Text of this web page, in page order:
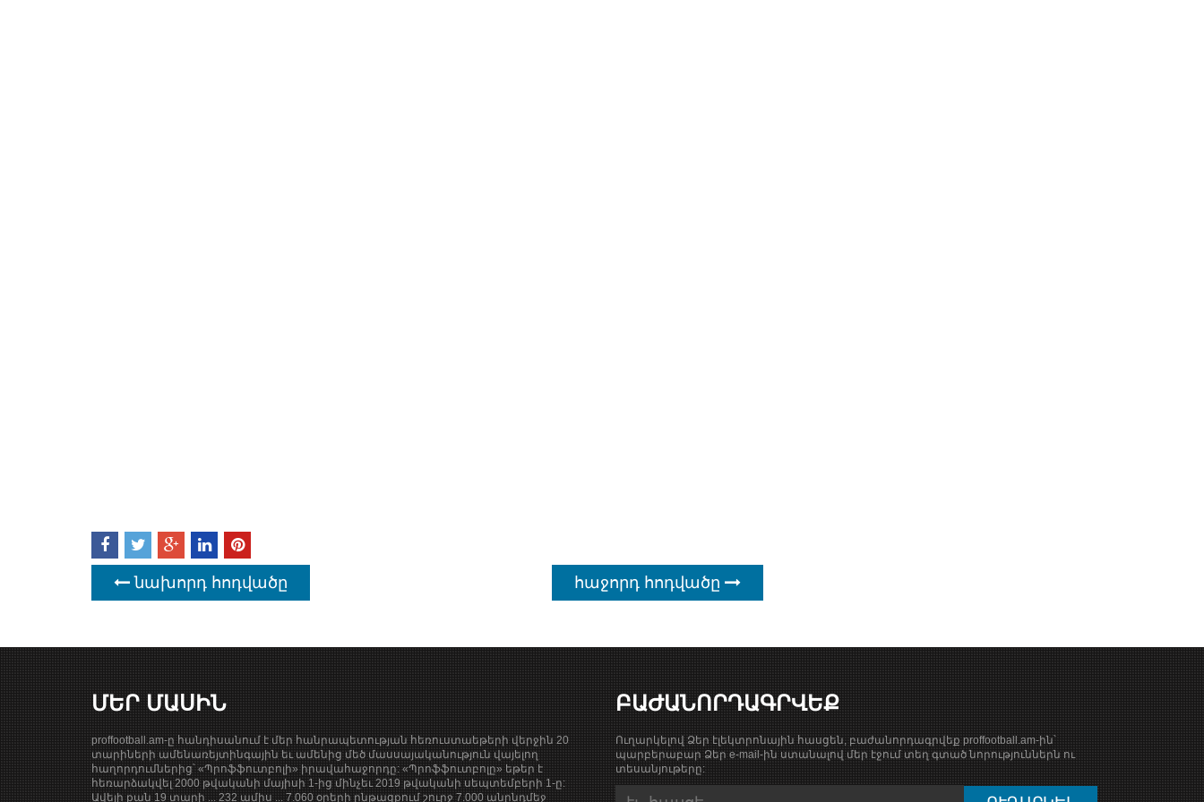
նախորդ հոդվածը հաջորդ հոդվածը
ՄԵՐ ՄԱՍԻՆ
proffootball.am-ը հանդիսանում է մեր հանրապետության հեռուստաեթերի վերջին 20
տարիների ամենառեյտինգային եւ ամենից մեծ մասսայականություն վայելող
հաղորդումներից՝ «Պրոֆֆուտբոլի» իրավահաջորդը: «Պրոֆֆուտբոլը» եթեր է
հեռարձակվել 2000 թվականի մայիսի 1-ից մինչեւ 2019 թվականի սեպտեմբերի 1-ը:
Ավելի քան 19 տարի ... 232 ամիս ... 7.060 օրերի ընթացքում շուրջ 7.000 անընդմեջ
ԲԱԺԱՆՈՐԴԱԳՐՎԵՔ
Ուղարկելով Ձեր էլեկտրոնային հասցեն, բաժանորդագրվեք proffootball.am-ին՝
պարբերաբար Ձեր e-mail-ին ստանալով մեր էջում տեղ գտած նորություններն ու
տեսանյութերը: